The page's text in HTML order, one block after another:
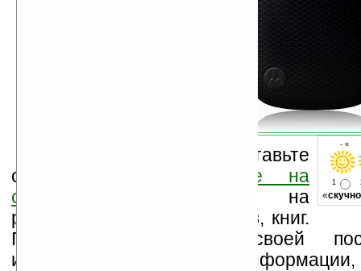
- «
1
«скучно
Оцените новость и оставьте
свой комментарий
ниже на
странице
на
рассылку новостей, файлов, книг.
Поддержите Ладошки своей
изучением коммерческой информации,